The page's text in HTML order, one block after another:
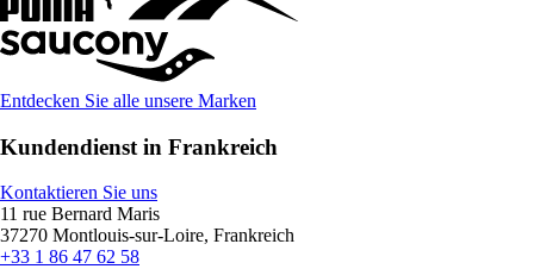
Entdecken Sie alle unsere Marken
Kundendienst in Frankreich
Kontaktieren Sie uns
11 rue Bernard Maris
37270 Montlouis-sur-Loire, Frankreich
+33 1 86 47 62 58